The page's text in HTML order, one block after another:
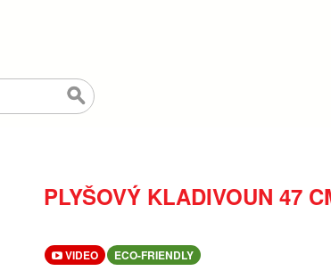
PLYŠOVÝ KLADIVOUN 47
VIDEO ECO-FRIENDLY